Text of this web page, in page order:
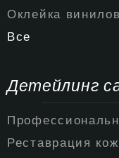
Оклейка
Все
Детейлинг
Реставрация